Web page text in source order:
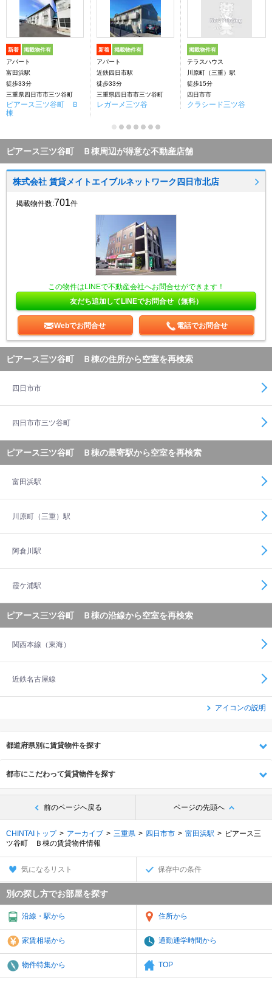
新着 掲載物件有
アパート
富田浜駅
徒歩33分
三重県四日市市三ツ谷町
ピアース三ツ谷町 Ｂ
棟
新着 掲載物件有
アパート
近鉄四日市駅
徒歩33分
三重県四日市市三ツ谷町
レガーメ三ツ谷
掲載物件有
テラスハウス
川原町（三重）駅
徒歩15分
四日市市
クラシード三ツ谷
ピアース三ツ谷町 Ｂ棟周辺が得意な不動産店舗
株式会社 賃貸メイトエイブルネットワーク四日市北店
掲載物件数:701件
この物件はLINEで不動産会社へお問合せができます！
友だち追加してLINEでお問合せ（無料）
Webでお問合せ 電話でお問合せ
ピアース三ツ谷町 Ｂ棟の住所から空室を再検索
四日市市
四日市市三ツ谷町
ピアース三ツ谷町 Ｂ棟の最寄駅から空室を再検索
富田浜駅
川原町（三重）駅
阿倉川駅
霞ケ浦駅
ピアース三ツ谷町 Ｂ棟の沿線から空室を再検索
関西本線（東海）
近鉄名古屋線
アイコンの説明
都道府県別に賃貸物件を探す
都市にこだわって賃貸物件を探す
前のページへ戻る ページの先頭へ
CHINTAIトップ アーカイブ 三重県 四日市市 富田浜駅
ピアース三
ツ谷町 Ｂ棟の賃貸物件情報
気になるリスト 保存中の条件
別の探し方でお部屋を探す
沿線・駅から 住所から
家賃相場から 通勤通学時間から
物件特集から TOP